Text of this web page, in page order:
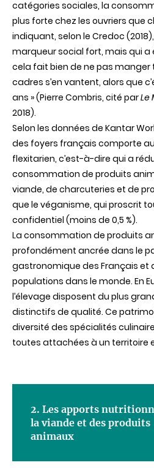
catégories sociales, la
plus forte chez les ouvriers que
indiquant, selon le Credoc
marqueur social fort, mais qui a
cela fait bien de ne pas manger
cadres s’en vantent, alors que
ans » (Pierre Combris, cité parLe
2018).
Selon les données de Kantar
des foyers français comporte
flexitarien, c’est-à-dire qui a
consommation de produits
viande, de charcuteries et de
que le véganisme, qui proscrit
confidentiel (moins de 0,5 %).
La consommation de produits
profondément ancrée dans le
gastronomique des Français et
populations dans le monde. En
l’élevage disposent du plus
distinctifs de qualité. Ce
diversité des spécialités
toutes attachées à un territoire
2. Les apports
la viande et des produits
animaux